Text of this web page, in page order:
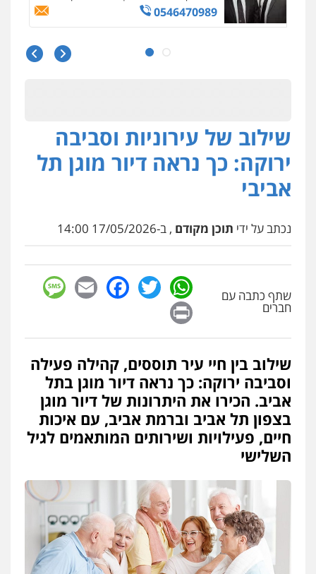
עו"ד אורנת קמרון
פלילי תעבורה עורכי דין לענייני אסירים
משפחה נוער
0505417090
מנשה, אלמוג – עורכי דין
פלילי תעבורה
שילוב של עירוניות וסביבה
ירוקה: כך נראה דיור מוגן תל
אביבי
נכתב על ידי תוכן מקודם , ב-17/05/2026 14:00
שתף כתבה עם
חברים
WhatsApp
Twitter
Facebook
Email
שילוב בין חיי עיר תוססים, קהילה פעילה
וסביבה ירוקה: כך נראה דיור מוגן בתל
אביב. הכירו את היתרונות של דיור מוגן
בצפון תל אביב וברמת אביב, עם איכות
חיים, פעילויות ושירותים המותאמים לגיל
השלישי